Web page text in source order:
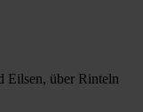
Eilsen, über Rinteln